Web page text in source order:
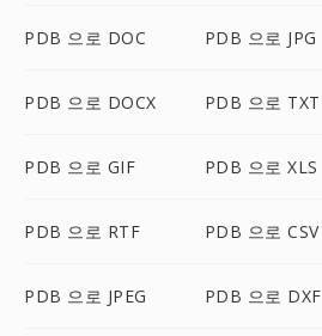
PDB 으로 DOC PDB 으로 JPG
PDB 으로 DOCX PDB 으로 TXT
PDB 으로 GIF PDB 으로 XLS
PDB 으로 RTF PDB 으로 CSV
PDB 으로 JPEG PDB 으로 DXF